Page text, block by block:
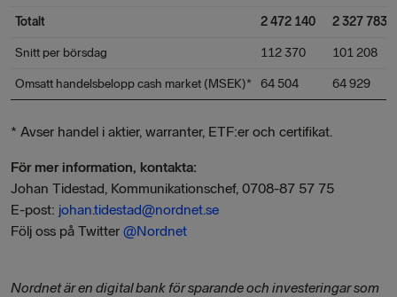
Totalt 2 472 140 2 327 783
Snitt per börsdag 112 370 101 208
Omsatt handelsbelopp cash market (MSEK)* 64 504 64 929
* Avser handel i aktier, warranter, ETF:er och certifikat.
För mer information, kontakta:
Johan Tidestad, Kommunikationschef, 0708-87 57 75
E-post: johan.tidestad@nordnet.se
Följ oss på Twitter @Nordnet
Nordnet är en digital bank för sparande och investeringar som